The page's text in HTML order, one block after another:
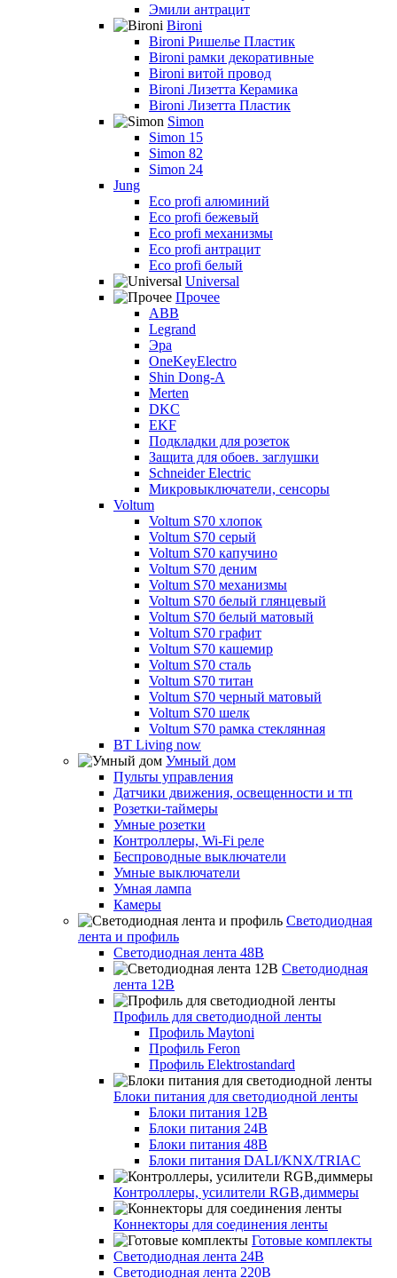
Эмили антрацит
Bironi
Bironi Ришелье Пластик
Bironi рамки декоративные
Bironi витой провод
Bironi Лизетта Керамика
Bironi Лизетта Пластик
Simon
Simon 15
Simon 82
Simon 24
Jung
Eco profi алюминий
Eco profi бежевый
Eco profi механизмы
Eco profi антрацит
Eco profi белый
Universal
Прочее
ABB
Legrand
Эра
OneKeyElectro
Shin Dong-A
Merten
DKC
EKF
Подкладки для розеток
Защита для обоев. заглушки
Schneider Electric
Микровыключатели, сенсоры
Voltum
Voltum S70 хлопок
Voltum S70 серый
Voltum S70 капучино
Voltum S70 деним
Voltum S70 механизмы
Voltum S70 белый глянцевый
Voltum S70 белый матовый
Voltum S70 графит
Voltum S70 кашемир
Voltum S70 сталь
Voltum S70 титан
Voltum S70 черный матовый
Voltum S70 шелк
Voltum S70 рамка стеклянная
BT Living now
Умный дом
Пульты управления
Датчики движения, освещенности и тп
Розетки-таймеры
Умные розетки
Контроллеры, Wi-Fi реле
Беспроводные выключатели
Умные выключатели
Умная лампа
Камеры
Светодиодная
лента и профиль
Светодиодная лента 48В
Светодиодная
лента 12В
Профиль для светодиодной ленты
Профиль Maytoni
Профиль Feron
Профиль Elektrostandard
Блоки питания для светодиодной ленты
Блоки питания 12В
Блоки питания 24В
Блоки питания 48В
Блоки питания DALI/KNX/TRIAC
Контроллеры, усилители RGB,диммеры
Коннекторы для соединения ленты
Готовые комплекты
Светодиодная лента 24В
Светодиодная лента 220В